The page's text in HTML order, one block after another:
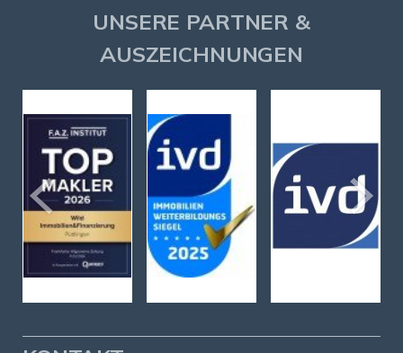
UNSERE PARTNER &
AUSZEICHNUNGEN